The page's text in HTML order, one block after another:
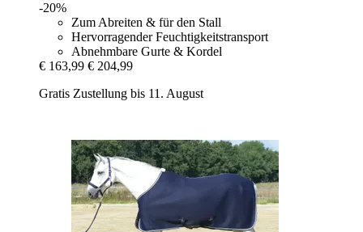
-20%
Zum Abreiten & für den Stall
Hervorragender Feuchtigkeitstransport
Abnehmbare Gurte & Kordel
€ 163,99 € 204,99
Gratis Zustellung bis 11. August